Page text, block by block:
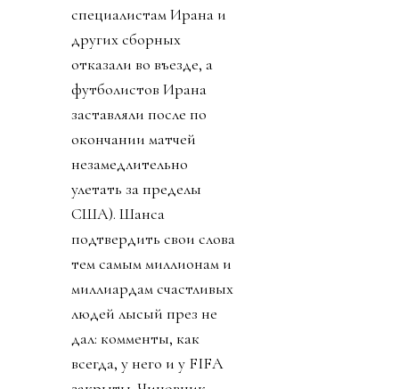
специалистам Ирана и
других сборных
отказали во въезде, а
футболистов Ирана
заставляли после по
окончании матчей
незамедлительно
улетать за пределы
США). Шанса
подтвердить свои слова
тем самым миллионам и
миллиардам счастливых
людей лысый през не
дал: комменты, как
всегда, у него и у FIFA